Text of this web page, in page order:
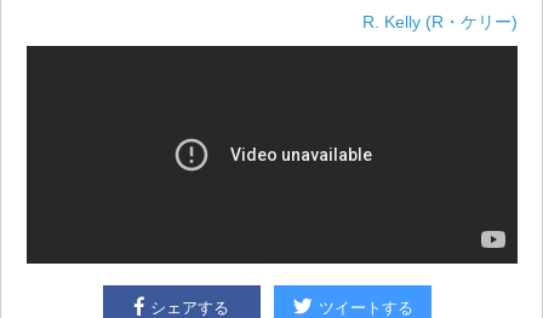
R. Kelly (R・ケリー)
シェアする ツイートする